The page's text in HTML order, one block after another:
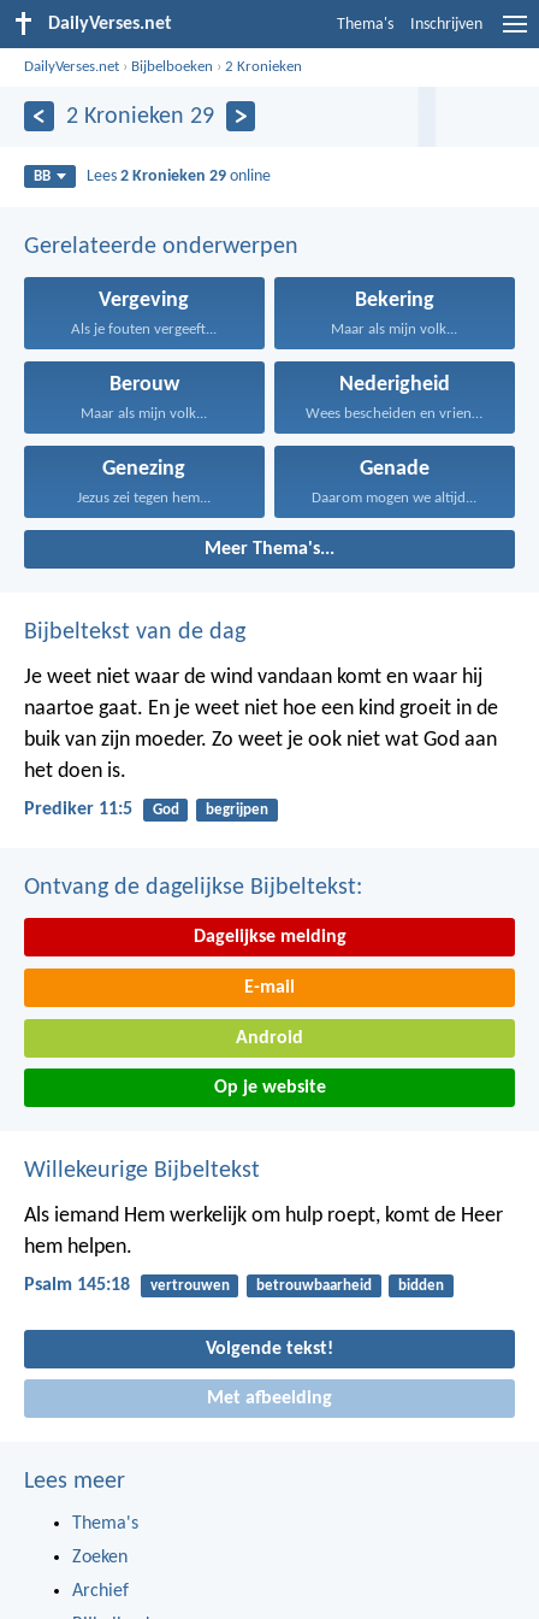
DailyVerses.net Thema's Inschrijven
DailyVerses.net › Bijbelboeken ›2 Kronieken
2 Kronieken 29
BB Lees2 Kronieken 29 online
Gerelateerde onderwerpen
Vergeving
Als je fouten vergeeft...
Bekering
Maar als mijn volk...
Berouw
Maar als mijn volk...
Nederigheid
Wees bescheiden en vriendelijk...
Genezing
Jezus zei tegen hem...
Genade
Daarom mogen we altijd...
Meer Thema's...
Bijbeltekst van de dag
Je weet niet waar de wind vandaan komt en waar hij
naartoe gaat. En je weet niet hoe een kind groeit in de
buik van zijn moeder. Zo weet je ook niet wat God aan
het doen is.
Prediker 11:5 God begrijpen
Ontvang de dagelijkse Bijbeltekst:
Dagelijkse melding
E-mail
Android
Op je website
Willekeurige Bijbeltekst
Als iemand Hem werkelijk om hulp roept, komt de Heer
hem helpen.
Psalm 145:18 vertrouwen betrouwbaarheid bidden
Volgende tekst!
Met afbeelding
Lees meer
Thema's
Zoeken
Archief